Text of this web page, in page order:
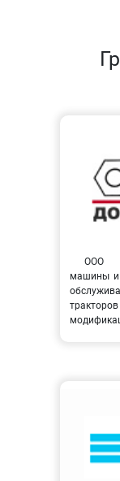
ООО
машины и